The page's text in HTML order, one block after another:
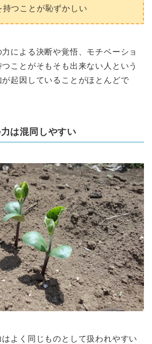
持つことが恥ずかしい
による決断や覚悟、モチベーショ
ことがそもそも出来ない人という
起因していることがほとんどで
は混同しやすい
よく同じものとして扱われやすい